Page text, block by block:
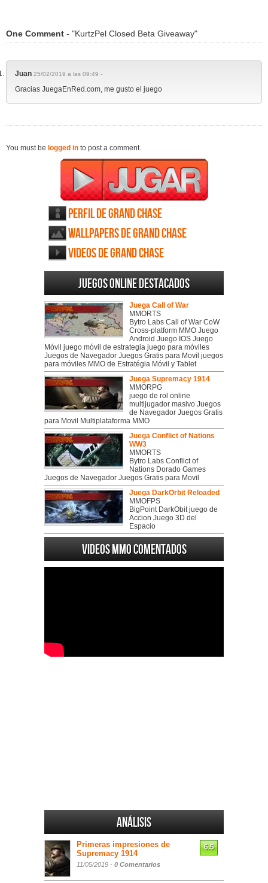
One Comment - "KurtzPel Closed Beta Giveaway"
Juan 25/02/2019 a las 09:49 -
Gracias JuegaEnRed.com, me gusto el juego
You must be logged in to post a comment.
Perfil de Grand Chase
Wallpapers de Grand Chase
Videos de Grand Chase
Juegos online destacados
Juega Call of War
MMORTS
Bytro Labs Call of War CoW
Cross-platform MMO Juego
Android Juego IOS Juego
Móvil juego móvil de estrategia juego para móviles
Juegos de Navegador Juegos Gratis para Movil juegos
para móviles MMO de Estratégia Móvil y Tablet
Juega Supremacy 1914
MMORPG
juego de rol online
multijugador masivo Juegos
de Navegador Juegos Gratis
para Movil Multiplataforma MMO
Juega Conflict of Nations
WW3
MMORTS
Bytro Labs Conflict of
Nations Dorado Games
Juegos de Navegador Juegos Gratis para Movil
Juega DarkOrbit Reloaded
MMOFPS
BigPoint DarkObit juego de
Accion Juego 3D del
Espacio
Videos MMO Comentados
Análisis
Primeras impresiones de
Supremacy 1914
11/05/2019 - 0 Comentarios
6.5